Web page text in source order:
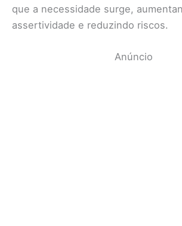
que a necessidade surge,
assertividade e reduzindo riscos.
Anúncio